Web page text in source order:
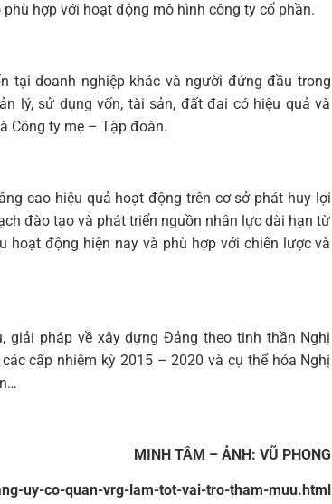
hợp với hoạt động mô hình công ty cổ phần.
tại doanh nghiệp khác và người đứng đầu trong
lý, sử dụng vốn, tài sản, đất đai có hiệu quả và
Công ty mẹ – Tập đoàn.
cao hiệu quả hoạt động trên cơ sở phát huy lợi
đào tạo và phát triển nguồn nhân lực dài hạn từ
hoạt động hiện nay và phù hợp với chiến lược và
giải pháp về xây dựng Đảng theo tinh thần Nghị
cấp nhiệm kỳ 2015 – 2020 và cụ thể hóa Nghị
MINH TÂM – ẢNH: VŨ PHONG
uy-co-quan-vrg-lam-tot-vai-tro-tham-muu.html